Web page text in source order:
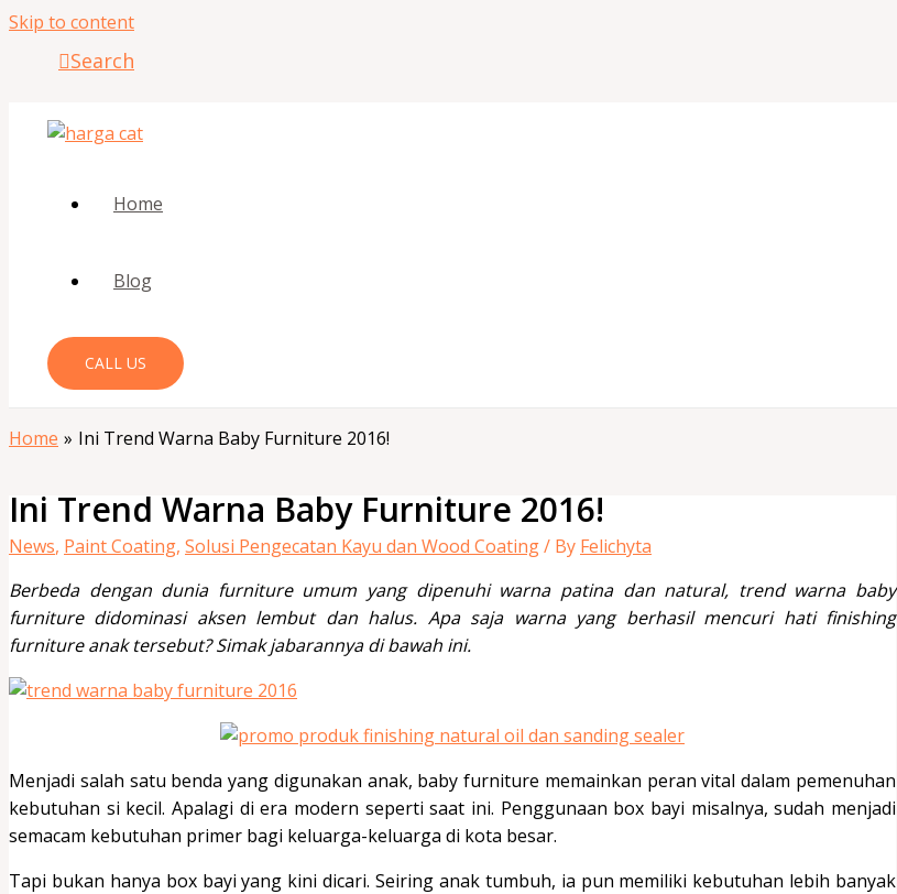
Skip to content
Search
Home
Blog
CALL US
Home Ini Trend Warna Baby Furniture 2016!
Ini Trend Warna Baby Furniture 2016!
News, Paint Coating, Solusi Pengecatan Kayu dan Wood Coating/ By Felichyta
Berbeda dengan dunia furniture umum yang dipenuhi warna patina dan natural, trend warna baby
furniture didominasi aksen lembut dan halus. Apa saja warna yang berhasil mencuri hati finishing
furniture anak tersebut? Simak jabarannya di bawah ini.
Menjadi salah satu benda yang digunakan anak, baby furniture memainkan peran vital dalam pemenuhan
kebutuhan si kecil. Apalagi di era modern seperti saat ini. Penggunaan box bayi misalnya, sudah menjadi
semacam kebutuhan primer bagi keluarga-keluarga di kota besar.
Tapi bukan hanya box bayi yang kini dicari. Seiring anak tumbuh, ia pun memiliki kebutuhan lebih banyak